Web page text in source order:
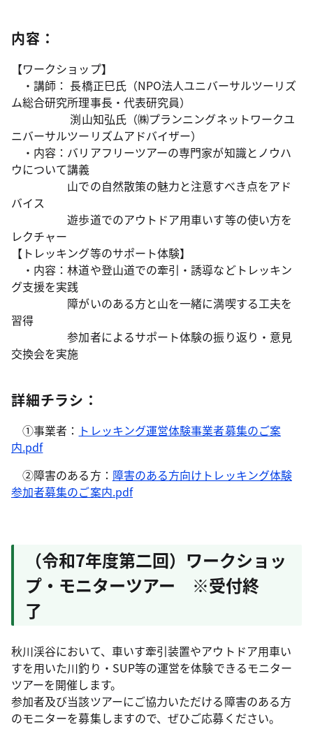
内容：
【ワークショップ】
・講師： 長橋正巳氏（NPO法人ユニバーサルツーリズ
ム総合研究所理事長・代表研究員）
渕山知弘氏（㈱プランニングネットワークユ
ニバーサルツーリズムアドバイザー）
・内容：バリアフリーツアーの専門家が知識とノウハ
ウについて講義
山での自然散策の魅力と注意すべき点をアド
バイス
遊歩道でのアウトドア用車いす等の使い方を
レクチャー
【トレッキング等のサポート体験】
・内容：林道や登山道での牽引・誘導などトレッキン
グ支援を実践
障がいのある方と山を一緒に満喫する工夫を
習得
参加者によるサポート体験の振り返り・意見
交換会を実施
詳細チラシ：
①事業者： トレッキング運営体験事業者募集のご案
内.pdf
②障害のある方： 障害のある方向けトレッキング体験
参加者募集のご案内.pdf
（令和7年度第二回）ワークショッ
プ・モニターツアー ※受付終
了
秋川渓谷において、車いす牽引装置やアウトドア用車い
すを用いた川釣り・SUP等の運営を体験できるモニター
ツアーを開催します。
参加者及び当該ツアーにご協力いただける障害のある方
のモニターを募集しますので、ぜひご応募ください。